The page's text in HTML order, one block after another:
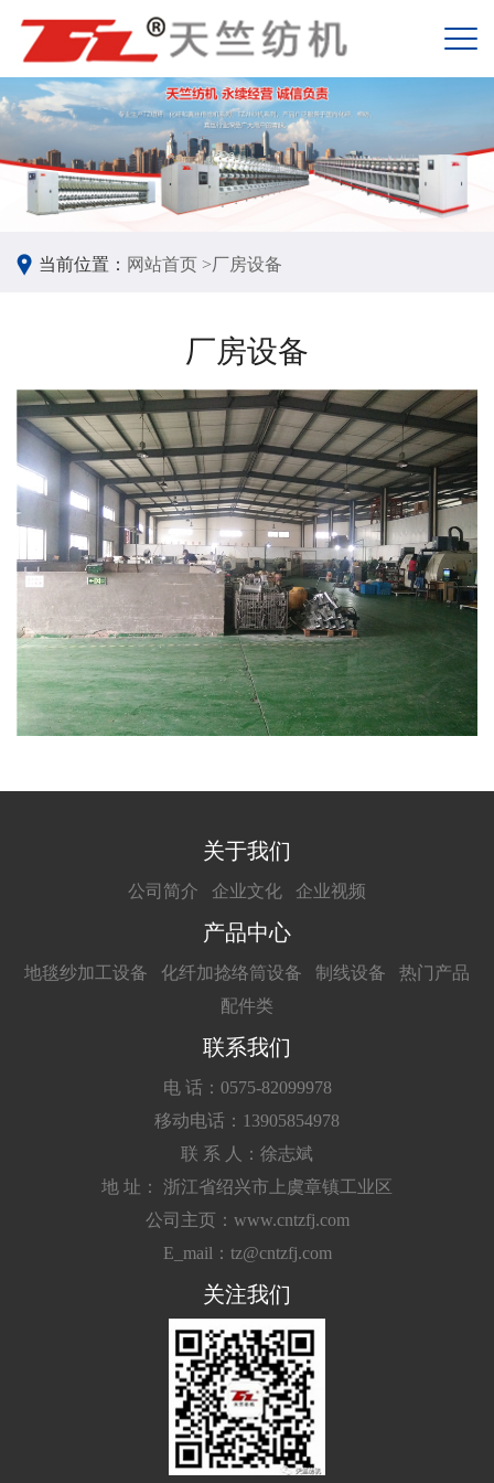
当前位置： 网站首页 >厂房设备
厂房设备
关于我们
公司简介 企业文化 企业视频
产品中心
地毯纱加工设备 化纤加捻络筒设备 制线设备
热门产品
配件类
联系我们
电 话：0575-82099978
移动电话：13905854978
联 系 人：徐志斌
地 址： 浙江省绍兴市上虞章镇工业区
公司主页：www.cntzfj.com
E_mail：tz@cntzfj.com
关注我们